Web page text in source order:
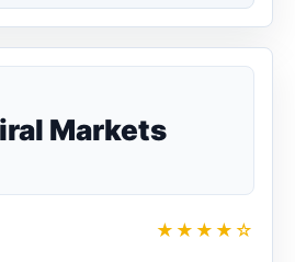
Markets
★★★★☆